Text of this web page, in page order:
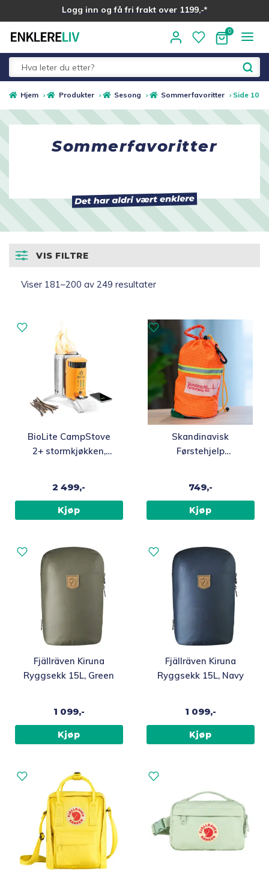
Logg inn og få fri frakt over 1199,-*
Alle kategorier
Fold
Sommer ☀️
Best i test
Merker
Inspirasjon
Gavetips
Hjem › Produkter › Sesong › Sommerfavoritter › Side 10
Sommerfavoritter
VIS FILTRE
Viser 181–200 av 249 resultaterSortert
BioLite CampStove
2+ stormkjøkken,
2 499,-
Kjøp
Skandinavisk
Førstehjelp
749,-
Kjøp
Fjällräven Kiruna
Ryggsekk 15L, Green
1 099,-
Kjøp
Fjällräven Kiruna
Ryggsekk 15L, Navy
1 099,-
Kjøp